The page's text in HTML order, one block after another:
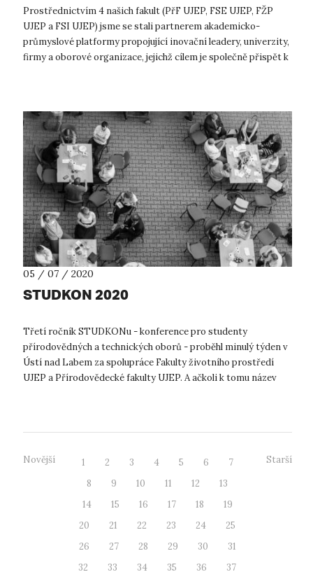
Prostřednictvím 4 našich fakult (PřF UJEP, FSE UJEP, FŽP
UJEP a FSI UJEP) jsme se stali partnerem akademicko-
průmyslové platformy propojující inovační leadery, univerzity,
firmy a oborové organizace, jejichž cílem je společně přispět k
05 / 07 / 2020
STUDKON 2020
Třetí ročník STUDKONu - konference pro studenty
přírodovědných a technických oborů - proběhl minulý týden v
Ústí nad Labem za spolupráce Fakulty životního prostředí
UJEP a Přírodovědecké fakulty UJEP. A ačkoli k tomu název
Novější 1 2 3 4 5 6
7
8
9 10 11 12
13
14
15 16 17 18
19
20
21 22 23 24
25
26
27 28 29 30
31
32
33 34 35 36 37
Starší